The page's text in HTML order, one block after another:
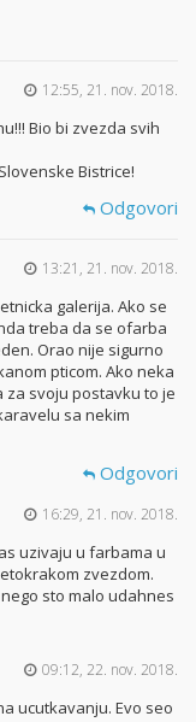
12:55, 21. nov. 2018.
Bio bi zvezda svih
Bistrice!
Odgovori
13:21, 21. nov. 2018.
galerija. Ako se
treba da se ofarba
Orao nije sigurno
pticom. Ako neka
svoju postavku to je
sa nekim
Odgovori
16:29, 21. nov. 2018.
uzivaju u farbama u
zvezdom.
sto malo udahnes
09:12, 22. nov. 2018.
ucutkavanju. Evo seo